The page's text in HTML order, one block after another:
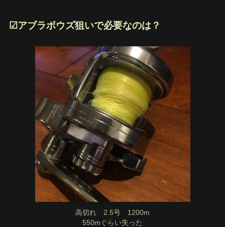
☑︎アブラボウズ狙いで必要なのは？
高切れ 2.5号 1200m
550mぐらい失った